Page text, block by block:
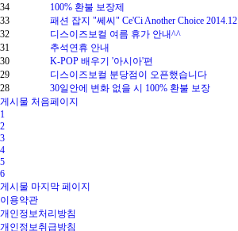
34
100% 환불 보장제
33
패션 잡지 "쎄씨" Ce'Ci Another Choice
32
디스이즈보컬 여름 휴가 안내^^
31
추석연휴 안내
30
K-POP 배우기 '아시아'편
29
디스이즈보컬 분당점이 오픈했습니다
28
30일안에 변화 없을 시 100% 환불 보장
게시물 처음페이지
1
2
3
4
5
6
게시물 마지막 페이지
이용약관
개인정보처리방침
개인정보취급방침